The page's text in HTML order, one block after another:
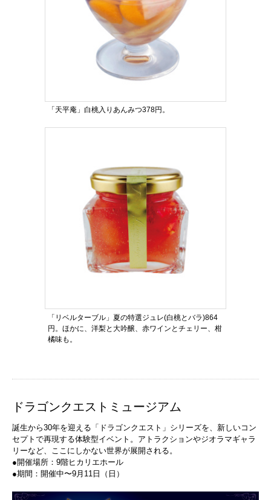
「天平庵」白桃入りあんみつ378円。
「リベルターブル」夏の特選ジュレ(白桃とバラ)864
円。ほかに、洋梨と大吟醸、赤ワインとチェリー、柑
橘味も。
ドラゴンクエストミュージアム
誕生から30年を迎える「ドラゴンクエスト」シリーズを、新しいコン
セプトで再現する体験型イベント。アトラクションやジオラマギャラ
リーなど、ここにしかない世界が展開される。
●開催場所：9階ヒカリエホール
●期間：開催中〜9月11日（日）